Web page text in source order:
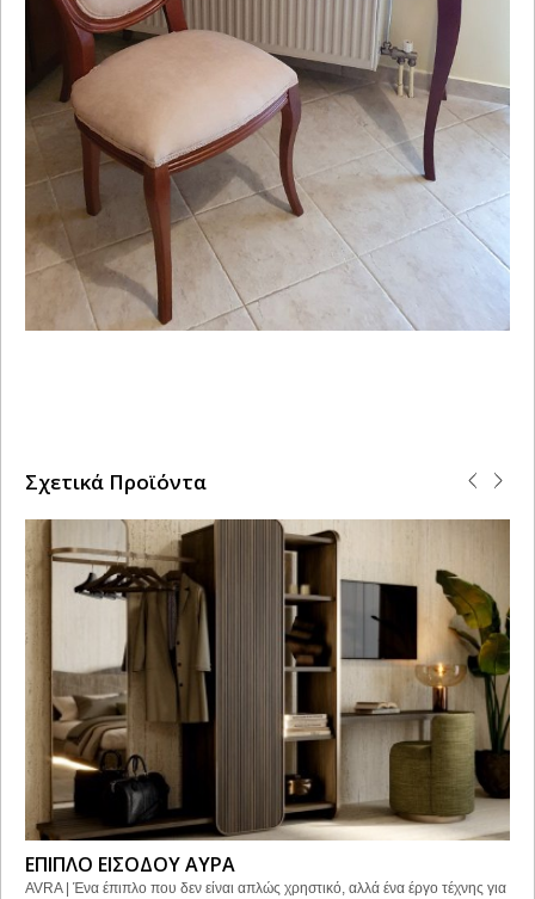
Σχετικά Προϊόντα
ΕΠΙΠΛΟ ΕΙΣΟΔΟΥ ΑΥΡΑ
AVRA | Ένα έπιπλο που δεν είναι απλώς χρηστικό, αλλά ένα έργο τέχνης για